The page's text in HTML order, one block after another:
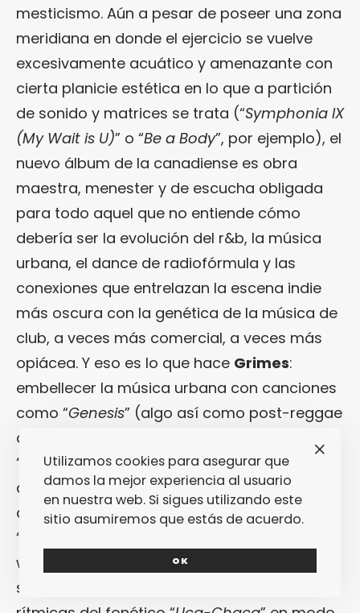
mesticismo. Aún a pesar de poseer una zona
meridiana en donde el ejercicio se vuelve
excesivamente acuático y amenazante con
cierta planicie estética en lo que a partición
de sonido y matrices se trata (“Symphonia IX
(My Wait is U)” o “Be a Body”, por ejemplo), el
nuevo álbum de la canadiense es obra
maestra, menester y de escucha obligada
para todo aquel que no entiende cómo
debería ser la evolución del r&b, la música
urbana, el dance de radiofórmula y las
conexiones que entrelazan la escena indie
más oscura con la genética de la música de
club, a veces más comercial, a veces más
opiácea. Y eso es lo que hace Grimes:
embellecer la música urbana con canciones
como “Genesis” (algo así como post-reggae
aplicado a un folk tribalista casi africano),
“
Infinite Without Fulfillment” (la introducción
que debería haber grabadoBritneyen su
día, antes de publicar aquel sosísimo
“
wave actualizada a canto casi gregoriano
sin palabras (“
Utilizamos cookies para asegurar que
damos la mejor experiencia al usuario
en nuestra web. Si sigues utilizando este
sitio asumiremos que estás de acuerdo.
OK